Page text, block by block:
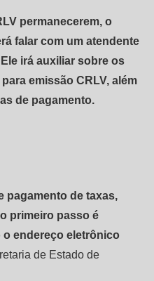
permanecerem, o
falar com um atendente
irá auxiliar sobre os
emissão CRLV, além
de pagamento.
pagamento de taxas,
primeiro passo é
endereço eletrônico
de Estado de